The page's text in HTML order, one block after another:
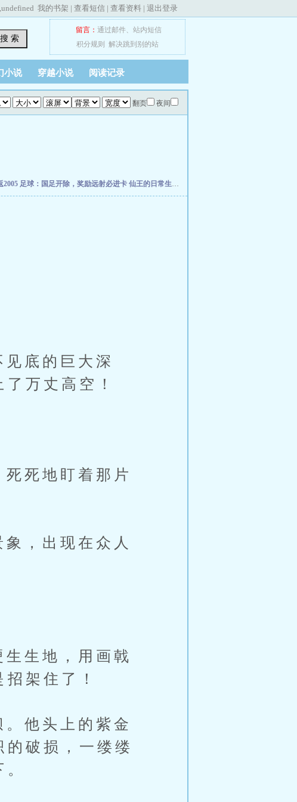
undefined 我的书架 | 查看短信 | 查看资料 | 退出登录
搜 索
留言： 通过邮件、 站内短信
积分规则
解决跳到别的站
小说 穿越小说 阅读记录
翻页 夜间
2005 足球：国足开除，奖励远射必进卡 仙王的日常生活
底的巨大深
万丈高空！
死地盯着那片
，出现在众人
生地，用画戟
架住了！
他头上的紫金
破损，一缕缕